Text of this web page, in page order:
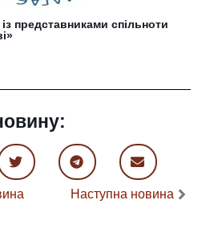
представниками спільноти
Наступна новина